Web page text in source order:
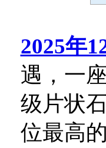
2025年
遇，一
级片状
位最高